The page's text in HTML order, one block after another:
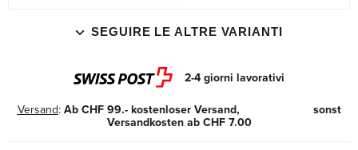
SEGUIRE LE ALTRE VARIANTI
2-4 giorni lavorativi
Versand: Ab CHF 99.- kostenloser Versand, sonst
Versandkosten ab CHF 7.00